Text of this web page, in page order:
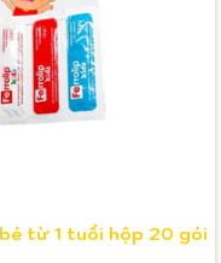
từ 1 tuổi hộp 20 gói